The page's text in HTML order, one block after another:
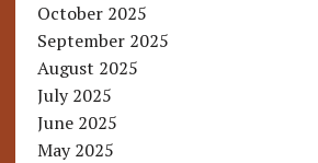
October 2025
September 2025
August 2025
July 2025
June 2025
May 2025